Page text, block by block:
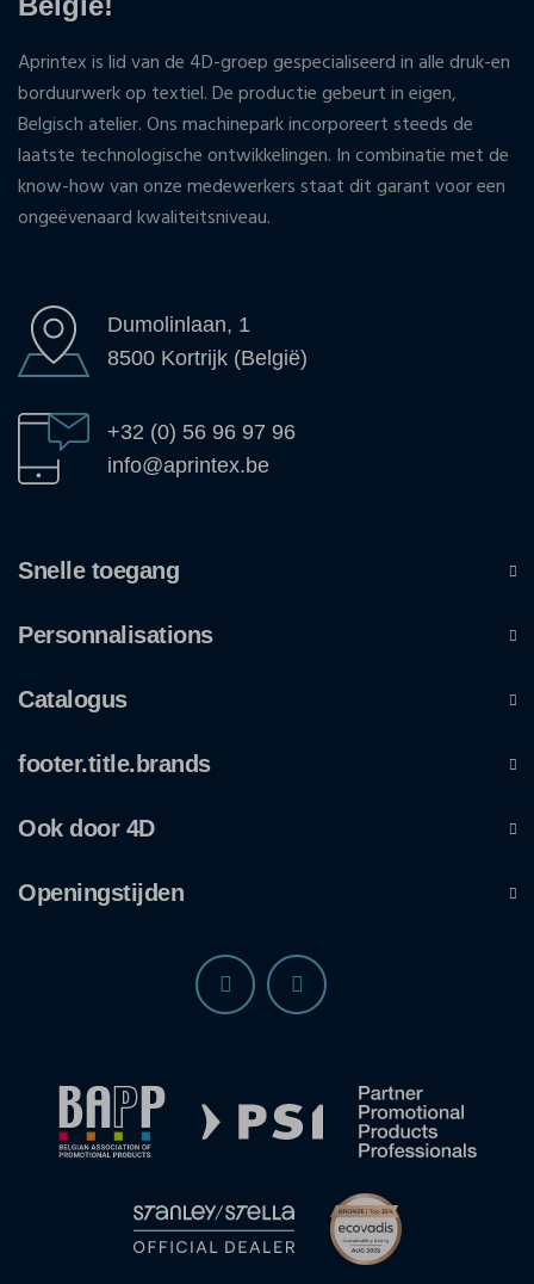
Aprintex is lid van de 4D-groep gespecialiseerd in alle druk-en
borduurwerk op textiel. De productie gebeurt in eigen,
Belgisch atelier. Ons machinepark incorporeert steeds de
laatste technologische ontwikkelingen. In combinatie met de
know-how van onze medewerkers staat dit garant voor een
ongeëvenaard kwaliteitsniveau.
Dumolinlaan, 1
8500 Kortrijk (België)
+32 (0) 56 96 97 96
info@aprintex.be
Snelle toegang
Personnalisations
Catalogus
footer.title.brands
Ook door 4D
Openingstijden